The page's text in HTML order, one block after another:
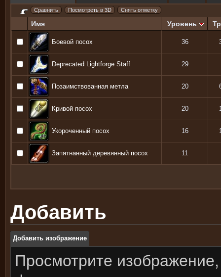
Имя Уровень
Боевой посох 36
Deprecated Lightforge Staff 29
Позаимствованная метла 20
Кривой посох 20
Укороченный посох 16
Запятнанный деревянный посох 11
Добавить
Добавить изображение
Просмотрите изображение,